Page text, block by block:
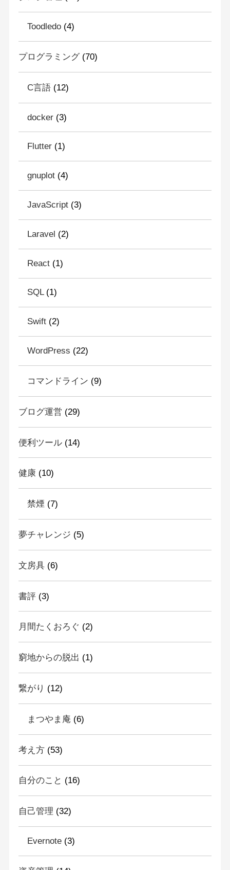
Toodledo(4)
プログラミング(70)
C言語(12)
docker(3)
Flutter(1)
gnuplot(4)
JavaScript(3)
Laravel (2)
React(1)
SQL(1)
Swift(2)
WordPress (22)
コマンドライン (9)
ブログ運営 (29)
便利ツール(14)
健康(10)
禁煙 (7)
夢チャレンジ (5)
文房具(6)
書評(3)
月間たくおろぐ (2)
窮地からの脱出 (1)
繋がり (12)
まつやま庵 (6)
考え方(53)
自分のこと (16)
自己管理 (32)
Evernote(3)